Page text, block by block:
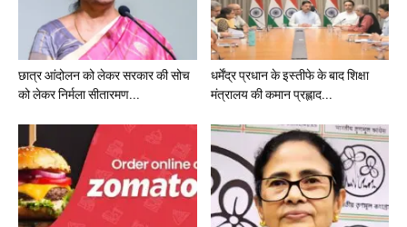
छात्र आंदोलन को लेकर सरकार की सोच
को लेकर निर्मला सीतारमण...
धर्मेंद्र प्रधान के इस्तीफे के बाद शिक्षा
मंत्रालय की कमान प्रह्लाद...